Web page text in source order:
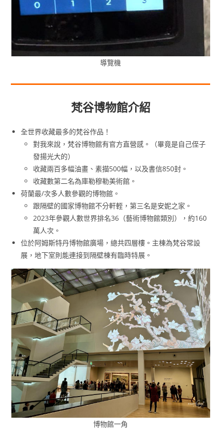
導覽機
梵谷博物館介紹
全世界收藏最多的梵谷作品！
對我來說，梵谷博物館有官方直營感。（畢竟是自己侄子
發揚光大的）
收藏兩百多幅油畫、素描500幅，以及書信850封。
收藏數第二名為庫勒穆勒美術館。
荷蘭最/次多人數參觀的博物館。
跟隔壁的國家博物館不分軒輊，第三名是安妮之家。
2023年參觀人數世界排名36（藝術博物館類別），約160
萬人次。
位於阿姆斯特丹博物館廣場，總共四層樓。主棟為梵谷常設
展，地下室則能連接到隔壁棟有臨時特展。
博物館一角